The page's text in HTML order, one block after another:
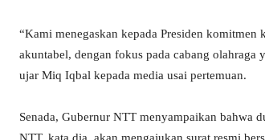
“Kami menegaskan kepada Presiden
akuntabel, dengan fokus pada cabang olahraga
ujar Miq Iqbal kepada media usai pertemuan.
Senada, Gubernur NTT menyampaikan bahwa